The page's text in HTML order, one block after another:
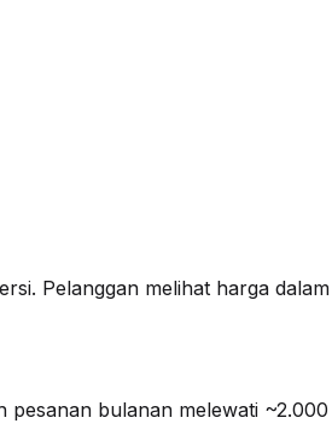
Pelanggan melihat harga
pesanan bulanan melewati